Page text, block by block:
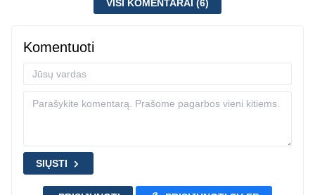
VISI KOMENTARAI (6)
Komentuoti
SIŲSTI